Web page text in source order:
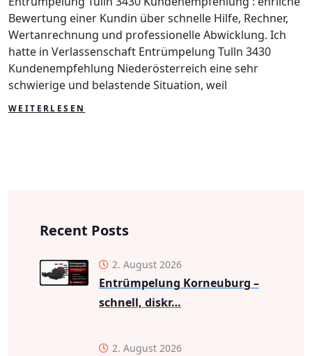
Bewertung einer Kundin über schnelle Hilfe, Rechner,
Wertanrechnung und professionelle Abwicklung. Ich
hatte in Verlassenschaft Entrümpelung Tulln 3430
Kundenempfehlung Niederösterreich eine sehr
schwierige und belastende Situation, weil
WEITERLESEN
Recent Posts
Entrümpelung Korneuburg –
schnell, diskr…
2. August 2026
2. August 2026